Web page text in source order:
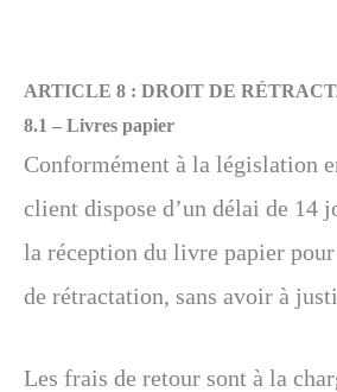
ARTICLE 8 : DROIT DE
8.1 – Livres papier
Conformément à la législation
client dispose d’un délai de 14
la réception du livre papier
de rétractation, sans avoir à
Les frais de retour sont à la